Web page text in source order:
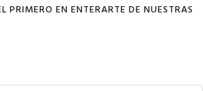
PRIMERO EN ENTERARTE DE NUESTRAS